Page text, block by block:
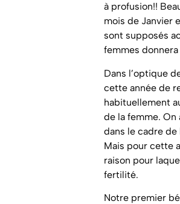
à profusion!!
mois de Janvier
sont supposés
femmes
Dans l’optique
cette année de
habituellement
de la femme.
dans le cadre
Mais pour cette
raison pour
fertilité.
Notre premier